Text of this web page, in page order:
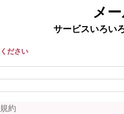
メ
サービスいろい
ださい
約